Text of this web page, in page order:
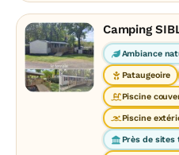
Camping
Ambiance
Pataugeoire
Piscine
Piscine
Près de